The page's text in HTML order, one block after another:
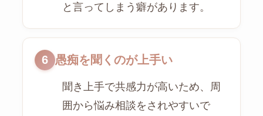
と言ってしまう癖があります。
6 愚痴を聞くのが上手い
聞き上手で共感力が高いため、周
囲から悩み相談をされやすいで